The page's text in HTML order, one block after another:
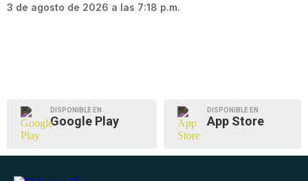
3 de agosto de 2026 a las 7:18 p.m.
DISPONIBLE EN
Google Play
DISPONIBLE EN
App Store